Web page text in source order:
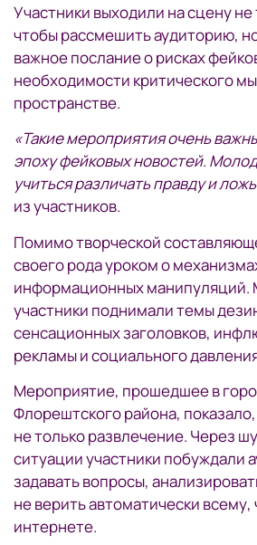
Участники выходили на сцену не
чтобы рассмешить аудиторию,
важное послание о рисках
необходимости критического
пространстве.
«Такие мероприятия очень
эпоху фейковых новостей.
учиться различать правду и
из участников.
Помимо творческой
своего рода уроком о
информационных манипуляций.
участники поднимали темы
сенсационных заголовков,
рекламы и социального
Мероприятие, прошедшее в
Флорештского района,
не только развлечение. Через
ситуации участники побуждали
задавать вопросы,
не верить автоматически всему,
интернете.